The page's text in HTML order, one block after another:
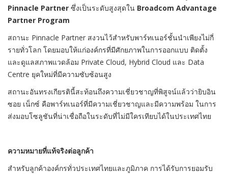
Pinnacle Partner ซึ่งเป็นระดับสูงสุดใน Broadcom Advantage
Partner Program
สถานะ Pinnacle Partner สงวนไว้สำหรับพาร์ทเนอร์ชั้นนำเพียงไม่กี่
รายทั่วโลก โดยมอบให้แก่องค์กรที่มีศักยภาพในการออกแบบ ติดตั้ง
และดูแลสภาพแวดล้อม Private Cloud, Hybrid Cloud และ Data
Centre ยุคใหม่ที่มีความซับซ้อนสูง
สถานะอันทรงเกียรตินี้สะท้อนถึงความเชี่ยวชาญที่พิสูจน์แล้วว่ายิบอิน
ซอย เน็กซ์ คือพาร์ทเนอร์ที่มีความเชี่ยวชาญและมีความพร้อม ในการ
ส่งมอบโซลูชันที่น่าเชื่อถือในระดับที่ไม่มีใครเทียบได้ในประเทศไทย
ความหมายที่แท้จริงต่อลูกค้า
สำหรับลูกค้าองค์กรทั่วประเทศไทยและภูมิภาค การได้รับการยอมรับ